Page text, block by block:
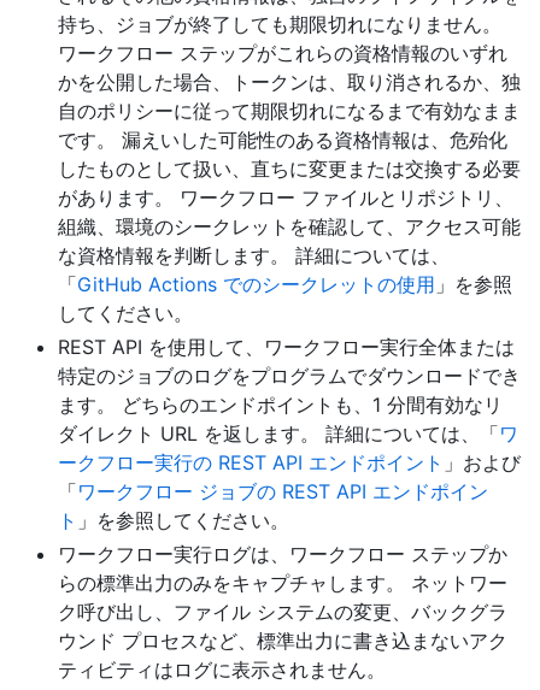
持ち、ジョブが終了しても期限切れになりません。
ワークフロー ステップがこれらの資格情報のいずれ
かを公開した場合、トークンは、取り消されるか、独
自のポリシーに従って期限切れになるまで有効なまま
です。 漏えいした可能性のある資格情報は、危殆化
したものとして扱い、直ちに変更または交換する必要
があります。 ワークフロー ファイルとリポジトリ、
組織、環境のシークレットを確認して、アクセス可能
な資格情報を判断します。 詳細については、
「GitHub Actions でのシークレットの使用 」を参照
してください。
REST API を使用して、ワークフロー実行全体または
特定のジョブのログをプログラムでダウンロードでき
ます。 どちらのエンドポイントも、1 分間有効なリ
ダイレクト URL を返します。 詳細については、「ワ
ークフロー実行の REST API エンドポイント 」および
「ワークフロー ジョブの REST API エンドポイン
ト 」を参照してください。
ワークフロー実行ログは、ワークフロー ステップか
らの標準出力のみをキャプチャします。 ネットワー
ク呼び出し、ファイル システムの変更、バックグラ
ウンド プロセスなど、標準出力に書き込まないアク
ティビティはログに表示されません。